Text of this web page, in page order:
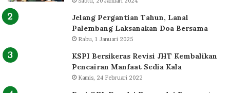
Jelang Pergantian Tahun, Lanal
Palembang Laksanakan Doa Bersama
Rabu, 1 Januari 2025
KSPI Bersikeras Revisi JHT Kembalikan
Pencairan Manfaat Sedia Kala
Kamis, 24 Februari 2022